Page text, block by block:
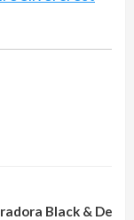
Black &